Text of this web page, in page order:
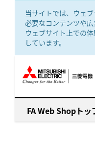
当サイトでは、ウェ
必要なコンテンツや
ウェブサイト上での
しています。
FA Web Shopトッ